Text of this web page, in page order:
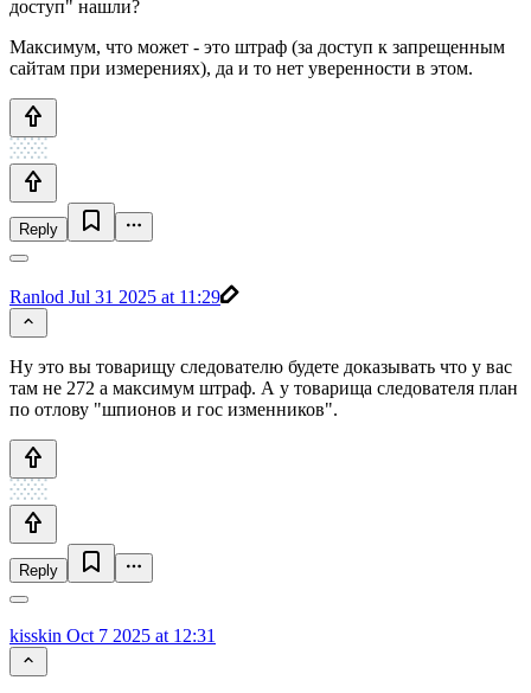
доступ" нашли?
Максимум, что может - это штраф (за доступ к запрещенным
сайтам при измерениях), да и то нет уверенности в этом.
Reply
Ranlod Jul 31 2025 at 11:29
Ну это вы товарищу следователю будете доказывать что у вас
там не 272 а максимум штраф. А у товарища следователя план
по отлову "шпионов и гос изменников".
Reply
kisskin Oct 7 2025 at 12:31